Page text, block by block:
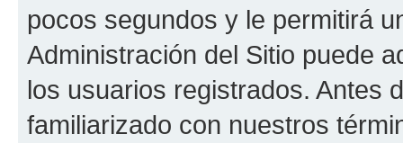
pocos segundos y le permitirá
Administración del Sitio puede
los usuarios registrados. Antes
familiarizado con nuestros